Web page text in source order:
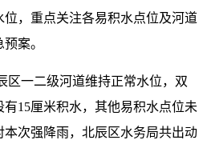
，重点关注各易积水点位及河道
案。
区一二级河道维持正常水位，双
15厘米积水，其他易积水点位未
次强降雨，北辰区水务局共出动